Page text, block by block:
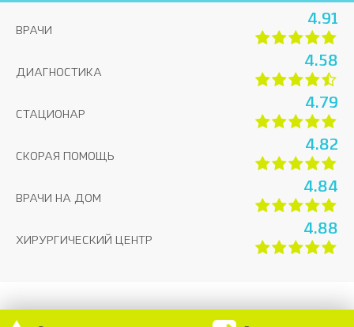
ВРАЧИ
4.91
ДИАГНОСТИКА
4.58
СТАЦИОНАР
4.79
СКОРАЯ ПОМОЩЬ
4.82
ВРАЧИ НА ДОМ
4.84
ХИРУРГИЧЕСКИЙ ЦЕНТР
4.88